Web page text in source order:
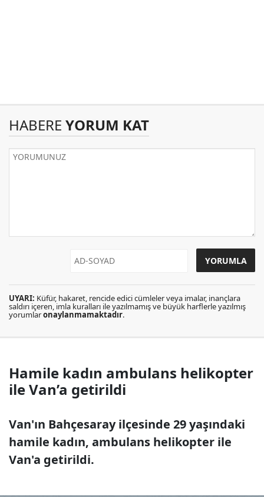
HABERE YORUM KAT
UYARI: Küfür, hakaret, rencide edici cümleler veya imalar, inançlara
saldırı içeren, imla kuralları ile yazılmamış ve büyük harflerle yazılmış
yorumlaronaylanmamaktadır.
Hamile kadın ambulans helikopter
ile Van’a getirildi
Van'ın Bahçesaray ilçesinde 29 yaşındaki
hamile kadın, ambulans helikopter ile
Van'a getirildi.